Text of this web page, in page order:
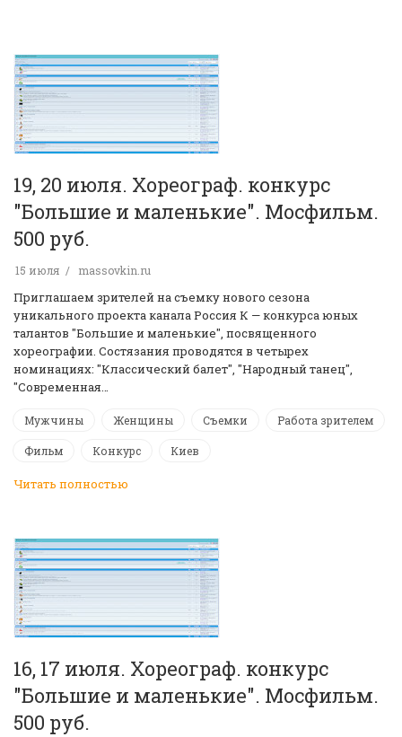
19, 20 июля. Хореограф. конкурс
"Большие и маленькие". Мосфильм.
500 руб.
15 июля massovkin.ru
Приглашаем зрителей на съемку нового сезона
уникального проекта канала Россия К — конкурса юных
талантов "Большие и маленькие", посвященного
хореографии. Состязания проводятся в четырех
номинациях: "Классический балет", "Народный танец",
"Современная…
Мужчины Женщины Съемки Работа зрителем
Фильм Конкурс Киев
Читать полностью
16, 17 июля. Хореограф. конкурс
"Большие и маленькие". Мосфильм.
500 руб.